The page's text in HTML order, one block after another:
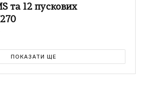
та 12 пускових
ПОКАЗАТИ ЩЕ